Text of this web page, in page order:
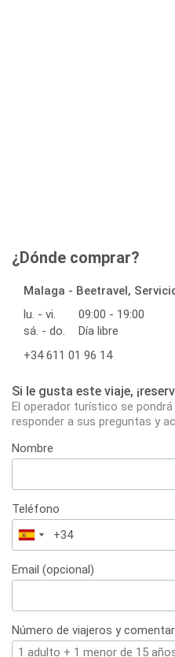
¿Dónde comprar?
Malaga - Beetravel,
lu. - vi.
09:00 - 19:00
sá. - do.
Día libre
+34 611 01 96 14
Si le gusta este viaje,
El operador turístico se
responder a sus preguntas y
Nombre
Teléfono
España
+34
Email (opcional)
Número de viajeros y